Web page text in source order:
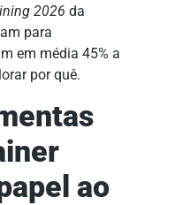
2026 da
para
em média 45% a
por quê.
ao